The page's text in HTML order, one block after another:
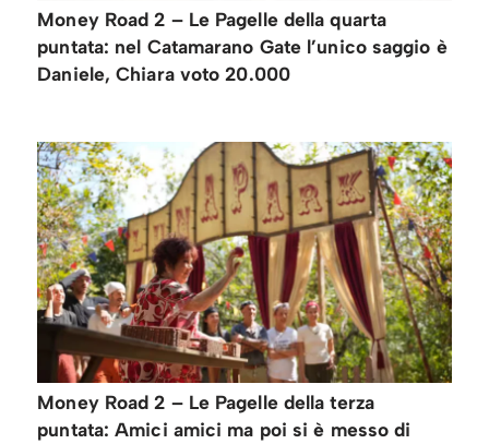
Money Road 2 – Le Pagelle della quarta
puntata: nel Catamarano Gate l’unico saggio è
Daniele, Chiara voto 20.000
Money Road 2 – Le Pagelle della terza
puntata: Amici amici ma poi si è messo di